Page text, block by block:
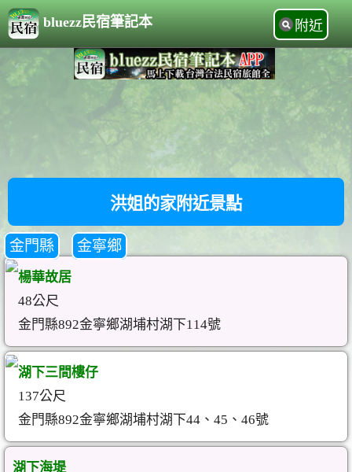
bluezz民宿筆記本 附近
洪姐的家附近景點
金門縣 金寧鄉
楊華故居
48公尺
金門縣892金寧鄉湖埔村湖下114號
湖下三間樓仔
137公尺
金門縣892金寧鄉湖埔村湖下44、45、46號
湖下海堤